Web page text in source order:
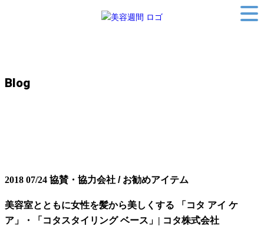
Blog
2018 07/24 協賛・協力会社 / お勧めアイテム
美容室とともに女性を髪から美しくする 「コタ アイ ケ
ア」・「コタスタイリング ベース」| コタ株式会社